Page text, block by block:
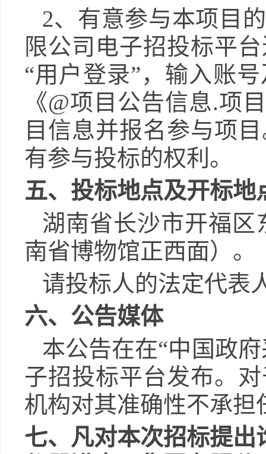
2、有意参与本项目
限公司电子招投标平
“用户登录”，输入账
《@项目公告信息.项
目信息并报名参与项
有参与投标的权利。
五、投标地点及开标地
湖南省长沙市开福区
南省博物馆正西面）。
请投标人的法定代表
六、公告媒体
本公告在在“中国政
子招投标平台发布。
机构对其准确性不承担
七、凡对本次招标提